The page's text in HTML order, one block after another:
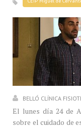
BELLÓ CLÍNICA
El lunes día 24 de
sobre el cuidado de